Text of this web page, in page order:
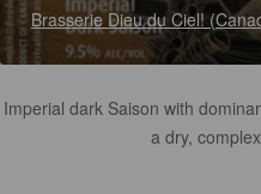
Brasserie Dieu du Ciel!
Imperial dark Saison with
a dry,